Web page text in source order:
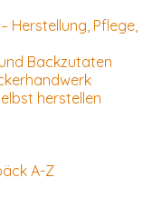
Herstellung, Pflege,
Backzutaten
herstellen
A-Z